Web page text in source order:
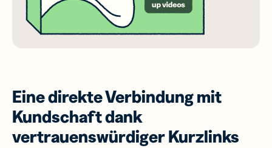
Eine direkte Verbindung mit
Kundschaft dank
vertrauenswürdiger Kurzlinks